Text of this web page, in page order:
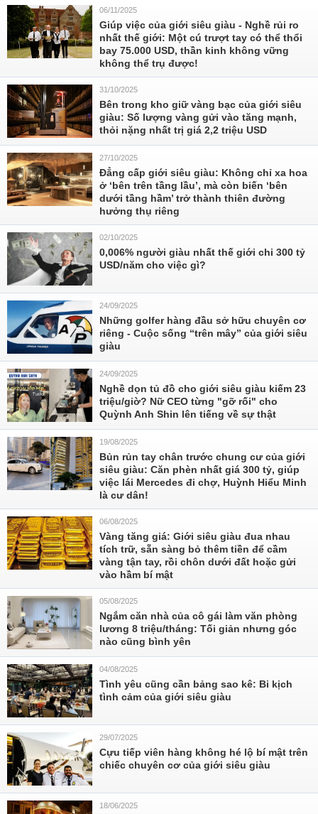
06/11/2025
Giúp việc của giới siêu giàu - Nghề rủi ro
nhất thế giới: Một cú trượt tay có thể thổi
bay 75.000 USD, thần kinh không vững
không thể trụ được!
31/10/2025
Bên trong kho giữ vàng bạc của giới siêu
giàu: Số lượng vàng gửi vào tăng mạnh,
thỏi nặng nhất trị giá 2,2 triệu USD
27/10/2025
Đẳng cấp giới siêu giàu: Không chỉ xa hoa
ở ‘bên trên tầng lầu’, mà còn biến ‘bên
dưới tầng hầm’ trở thành thiên đường
hưởng thụ riêng
02/10/2025
0,006% người giàu nhất thế giới chi 300 tỷ
USD/năm cho việc gì?
24/09/2025
Những golfer hàng đầu sở hữu chuyên cơ
riêng - Cuộc sống “trên mây” của giới siêu
giàu
24/09/2025
Nghề dọn tủ đồ cho giới siêu giàu kiếm 23
triệu/giờ? Nữ CEO từng "gỡ rối" cho
Quỳnh Anh Shin lên tiếng về sự thật
19/08/2025
Bủn rủn tay chân trước chung cư của giới
siêu giàu: Căn phèn nhất giá 300 tỷ, giúp
việc lái Mercedes đi chợ, Huỳnh Hiểu Minh
là cư dân!
06/08/2025
Vàng tăng giá: Giới siêu giàu đua nhau
tích trữ, sẵn sàng bỏ thêm tiền để cầm
vàng tận tay, rồi chôn dưới đất hoặc gửi
vào hầm bí mật
05/08/2025
Ngắm căn nhà của cô gái làm văn phòng
lương 8 triệu/tháng: Tối giản nhưng góc
nào cũng bình yên
04/08/2025
Tình yêu cũng cần bảng sao kê: Bi kịch
tình cảm của giới siêu giàu
29/07/2025
Cựu tiếp viên hàng không hé lộ bí mật trên
chiếc chuyên cơ của giới siêu giàu
18/06/2025